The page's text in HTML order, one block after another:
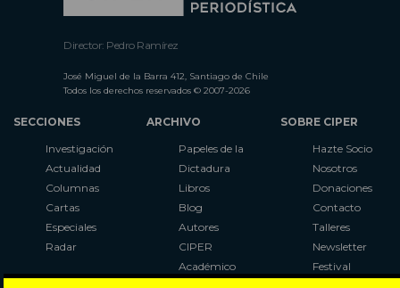
Director: Pedro Ramírez
José Miguel de la Barra 412, Santiago de Chile
Todos los derechos reservados © 2007-2026
SECCIONES
Investigación
Actualidad
Columnas
Cartas
Especiales
Radar
ARCHIVO
Papeles de la
Dictadura
Libros
Blog
Autores
CIPER
Académico
SOBRE CIPER
Hazte Socio
Nosotros
Donaciones
Contacto
Talleres
Newsletter
Festival